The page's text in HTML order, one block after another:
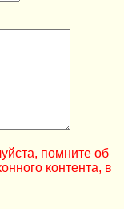
помните об
контента, в